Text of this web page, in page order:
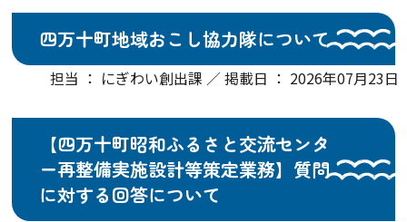
四万十町地域おこし協力隊について
担当 ： にぎわい創出課 ／ 掲載日 ： 2026年07月23日
【四万十町昭和ふるさと交流センタ
ー再整備実施設計等策定業務】質問
に対する回答について